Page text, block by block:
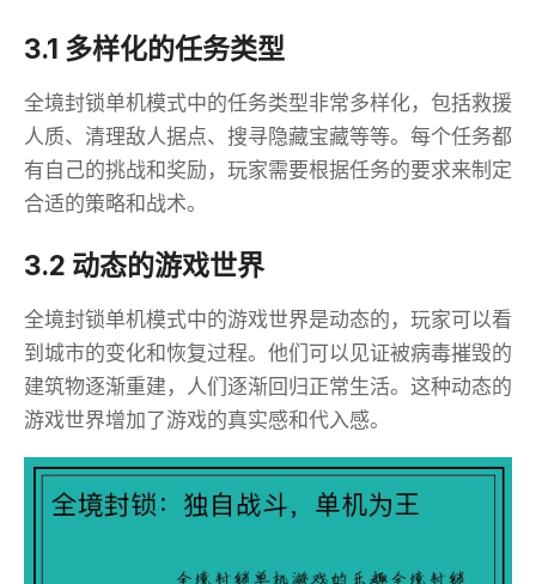
3.1 多样化的任务类型
全境封锁单机模式中的任务类型非常多样化，包括救援
人质、清理敌人据点、搜寻隐藏宝藏等等。每个任务都
有自己的挑战和奖励，玩家需要根据任务的要求来制定
合适的策略和战术。
3.2 动态的游戏世界
全境封锁单机模式中的游戏世界是动态的，玩家可以看
到城市的变化和恢复过程。他们可以见证被病毒摧毁的
建筑物逐渐重建，人们逐渐回归正常生活。这种动态的
游戏世界增加了游戏的真实感和代入感。